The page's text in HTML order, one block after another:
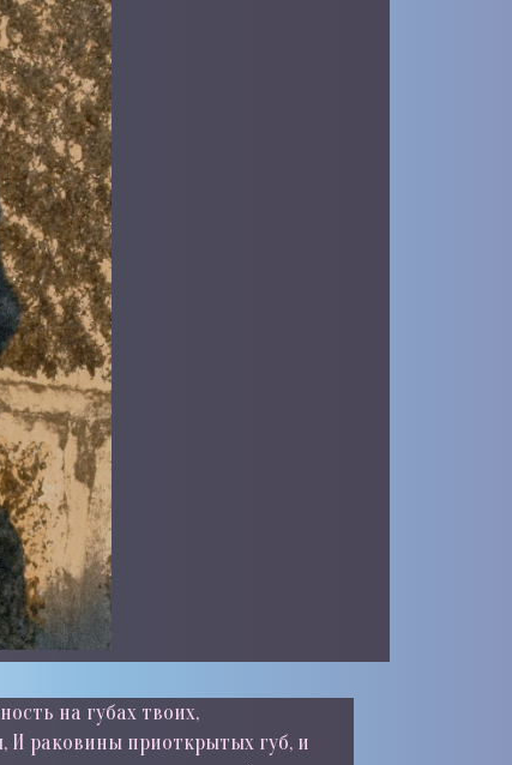
на губах твоих,
И раковины приоткрытых губ, и